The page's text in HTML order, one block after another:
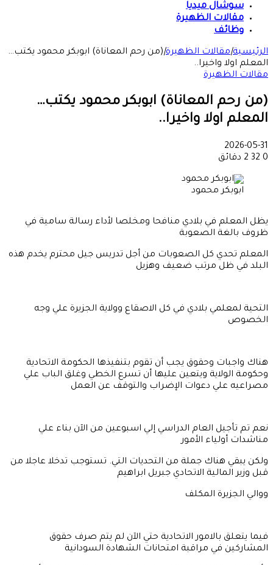
سوشال ميديا
مقالات الظهيرة
وظائف
الرئيسية|مقالات الظهيرة|(من رحم المعاناة) ابوبكر محمود يكتب…
المعلم اولا واخيرا..
مقالات الظهيرة
(من رحم المعاناة) ابوبكر محمود يكتب…
المعلم اولا واخيرا..
2026-05-31
0
2 دقائق
ابوبكر محمود
يظل المعلم في بلادي منافحا ومخلصا لأداء رسالة سامية في
ظروف بالغة الصعوبة
المعلم تحدي كل الصعوبات من أجل تدريس جيل محترم يخدم هذه
البلد في ظل مرتب ضعيف وهزيل
التحية لمعلمي بلادي في كل الاصقاع وولاية الجزيرة علي وجه
الخصوص
هناك واجبات وحقوق يجب أن تقوم بتنفيذها الحكومة الاتحادية
وحكومة الولاية ويتعين عليها أن تسرع الخطي وغلق الباب علي
مصراعيه علي دعوات الإضراب والتوقف عن العمل
نعم تم تأجيل العام الدراسي إلي اسبوعين من الآن بناء علي
مناشدات أولياء الأمور
ولكن يبقي هناك جملة من التحديات التي. تستوجب تدخلا عاجلا من
قبل وزير المالية الاتحادي جبريل ابراهيم
ووالي الجزيرة المكلف
فيما يتعلق بالامور الاتحادية حتي الآن لم يتم صرف حقوق
المشاركين في مراقبة امتحانات الشهادة السودانية